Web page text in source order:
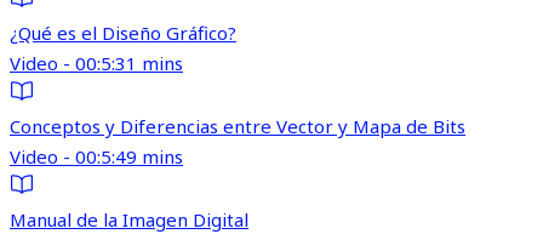
¿Qué es el Diseño Gráfico?
Video - 00:5:31 mins
Conceptos y Diferencias entre Vector y Mapa de Bits
Video - 00:5:49 mins
Manual de la Imagen Digital